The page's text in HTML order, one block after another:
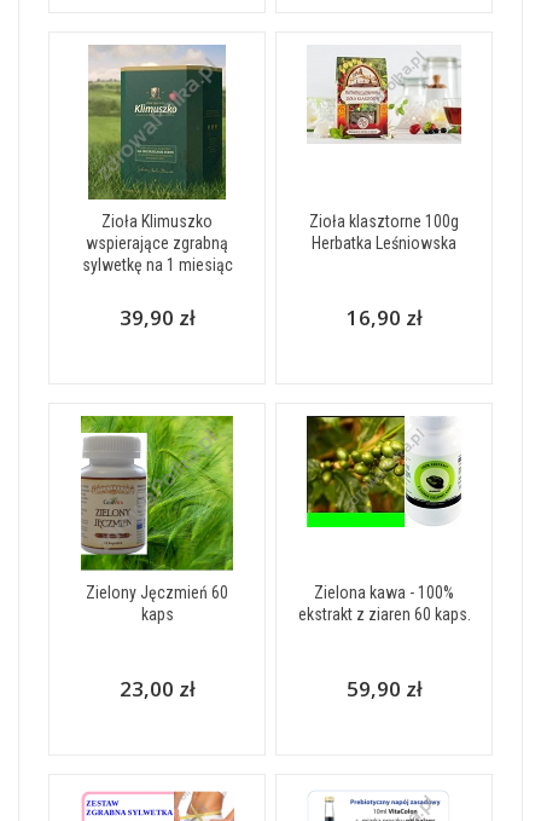
Zioła Klimuszko
wspierające zgrabną
sylwetkę na 1 miesiąc
39,90 zł
Zioła klasztorne 100g
Herbatka Leśniowska
16,90 zł
Zielony Jęczmień 60
kaps
23,00 zł
Zielona kawa - 100%
ekstrakt z ziaren 60 kaps.
59,90 zł